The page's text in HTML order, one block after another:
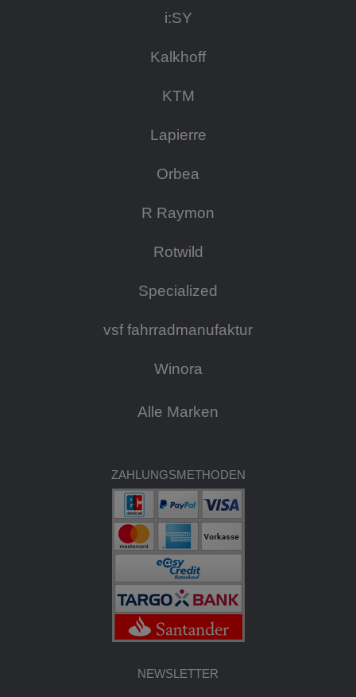
i:SY
Kalkhoff
KTM
Lapierre
Orbea
R Raymon
Rotwild
Specialized
vsf fahrradmanufaktur
Winora
Alle Marken
ZAHLUNGSMETHODEN
NEWSLETTER